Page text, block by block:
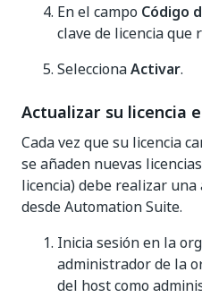
En el campo Código
clave de licencia que
SeleccionaActivar.
Actualizar su licencia
Cada vez que su licencia
se añaden nuevas
licencia) debe realizar
desde Automation Suite.
Inicia sesión en la
administrador de la
del host como